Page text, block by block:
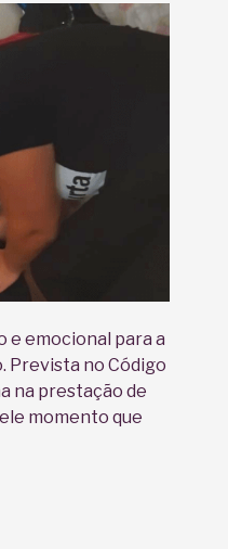
e emocional para a
Prevista no Código
na prestação de
momento que